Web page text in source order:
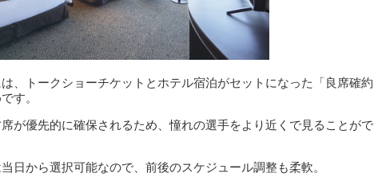
、トークショーチケットとホテル宿泊がセットになった「良席確約
す。
が優先的に確保されるため、憧れの選手をより近くで見ることがで
日から選択可能なので、前後のスケジュール調整も柔軟。